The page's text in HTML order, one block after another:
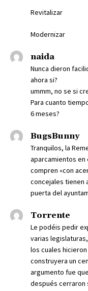
Revitalizar
Modernizar
naida
Nunca dieron
ahora si?
ummm, no se si
Para cuanto
6 meses?
BugsBunny
Tranquilos, la
aparcamientos en
compren «con
concejales tienen
puerta del
Torrente
Le podéis pedir
varias
los cuales
construyera un
argumento fue
después cerraron